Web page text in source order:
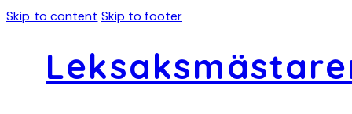
Skip to content Skip to footer